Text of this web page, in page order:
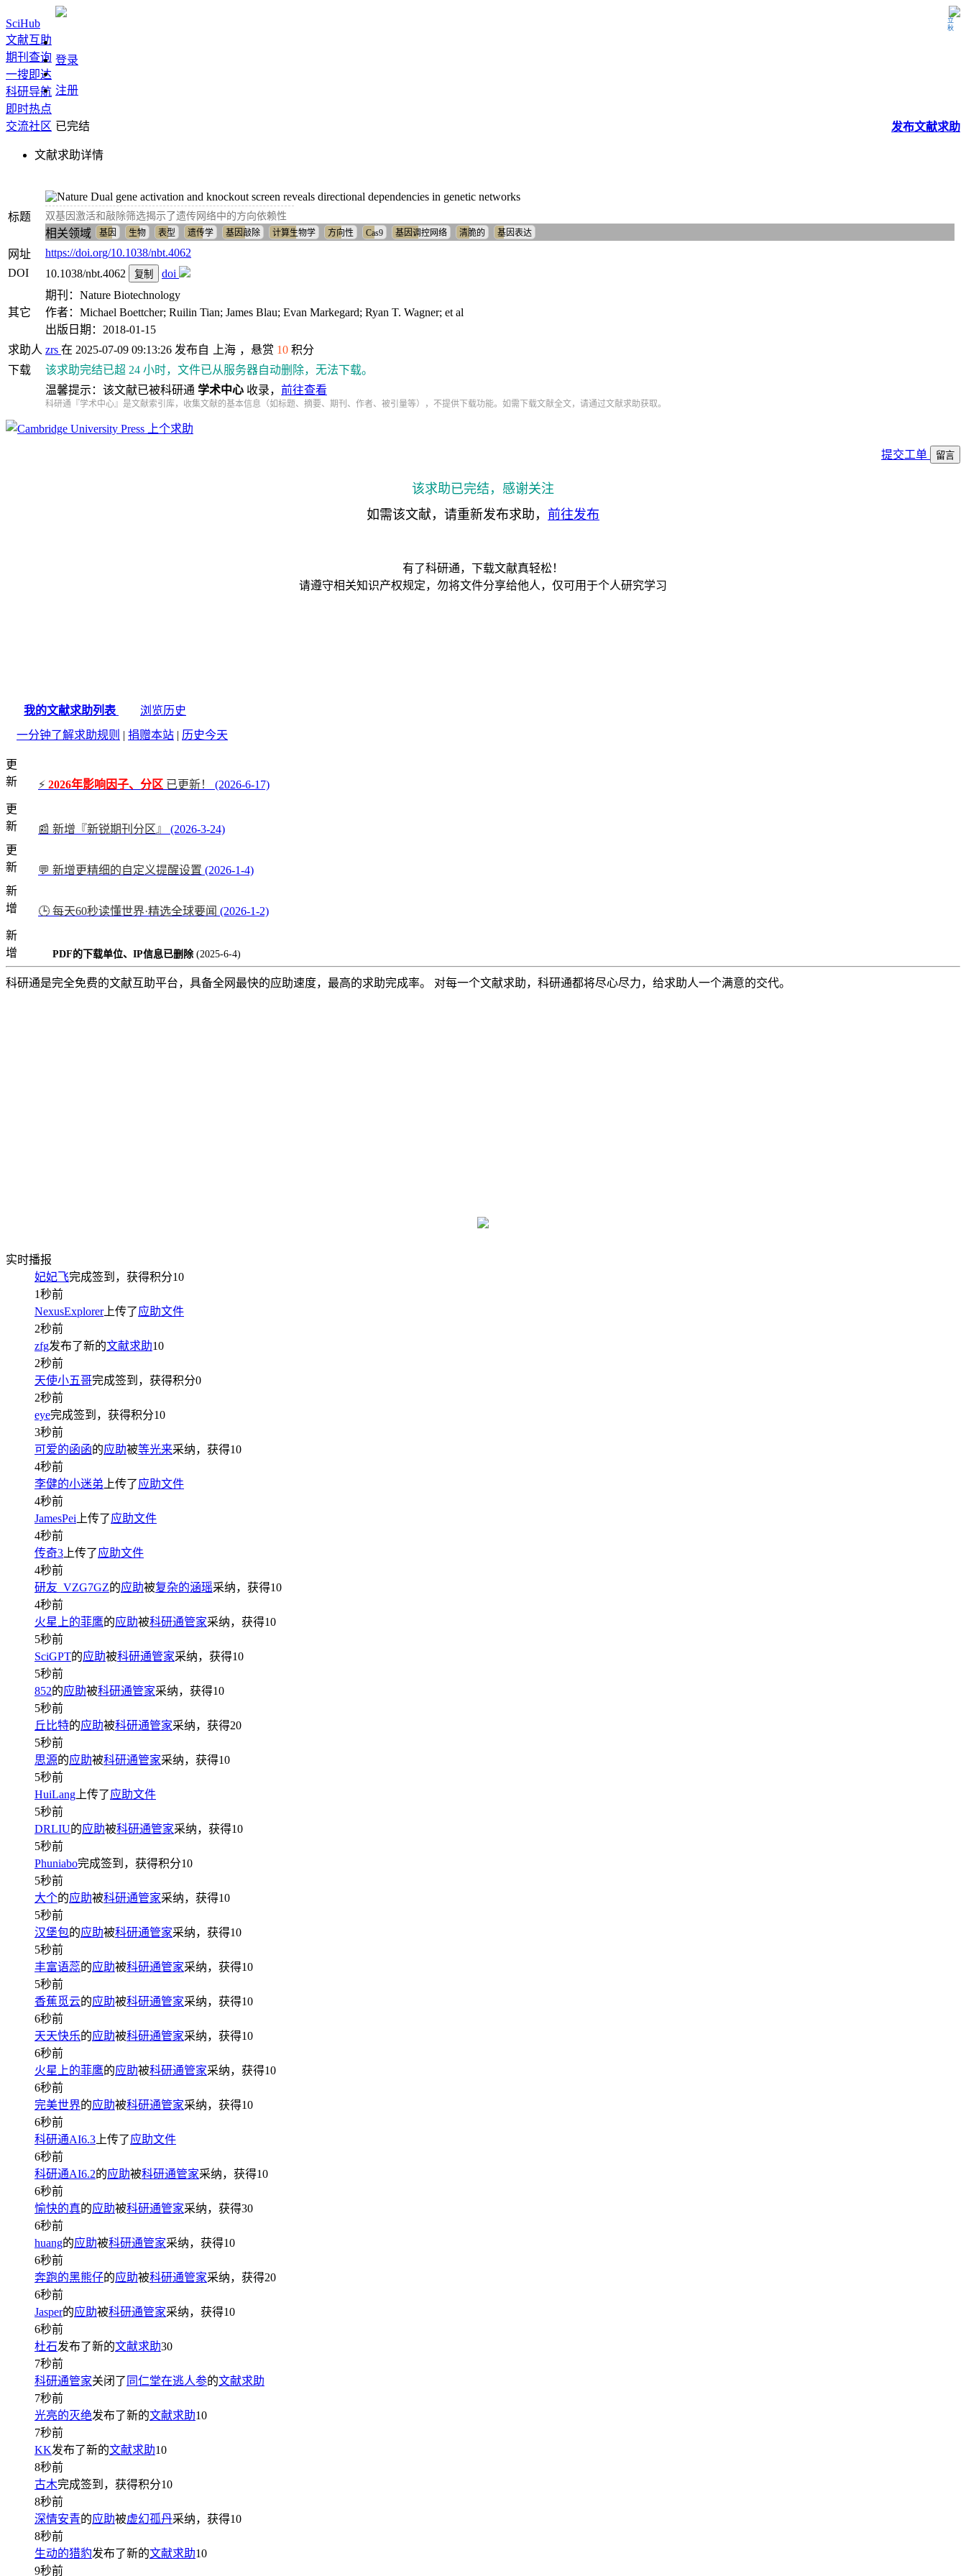
立秋
SciHub
文献互助
期刊查询
一搜即达
科研导航
即时热点
交流社区
登录
注册
发布文献求助
已完结
文献求助详情
标题
Dual gene activation and knockout screen reveals directional dependencies in genetic networks
双基因激活和敲除筛选揭示了遗传网络中的方向依赖性
相关领域 基因 生物 表型 遗传学 基因敲除 计算生物学 方向性 Cas9 基因调控网络 清脆的 基因表达
网址
https://doi.org/10.1038/nbt.4062
DOI
10.1038/nbt.4062 复制 doi
其它
期刊：Nature Biotechnology
作者：Michael Boettcher; Ruilin Tian; James Blau; Evan Markegard; Ryan T. Wagner; et al
出版日期：2018-01-15
求助人 zrs 在 2025-07-09 09:13:26 发布自 上海 ，悬赏 10 积分
下载
该求助完结已超 24 小时，文件已从服务器自动删除，无法下载。
温馨提示：该文献已被科研通 学术中心 收录， 前往查看
科研通『学术中心』是文献索引库，收集文献的基本信息（如标题、摘要、期刊、作者、被引量等），不提供下载功能。如需下载文献全文，请通过文献求助获取。
上个求助
提交工单 留言
该求助已完结，感谢关注
如需该文献，请重新发布求助， 前往发布
有了科研通，下载文献真轻松！
请遵守相关知识产权规定，勿将文件分享给他人，仅可用于个人研究学习
我的文献求助列表
浏览历史
一分钟了解求助规则 | 捐赠本站 | 历史今天
更
新
⚡ 2026年影响因子、分区 已更新！
(2026-6-17)
更
新
📰 新增『新锐期刊分区』
(2026-3-24)
更
新
💬 新增更精细的自定义提醒设置 (2026-1-4)
新
增
🕒 每天60秒读懂世界·精选全球要闻 (2026-1-2)
新
增
PDF的下载单位、IP信息已删除 (2025-6-4)
科研通是完全免费的文献互助平台，具备全网最快的应助速度，最高的求助完成率。 对每一个文献求助，科研通都将尽心尽力，给求助人一个满意的交代。
实时播报
妃妃飞完成签到，获得积分10
1秒前
NexusExplorer上传了应助文件
2秒前
zfg发布了新的文献求助10
2秒前
天使小五哥完成签到，获得积分0
2秒前
eye完成签到，获得积分10
3秒前
可爱的函函的应助被等光来采纳，获得10
4秒前
李健的小迷弟 上传了应助文件
4秒前
JamesPei 上传了应助文件
4秒前
传奇3 上传了应助文件
4秒前
研友_VZG7GZ的应助被复杂的涵瑶采纳，获得10
4秒前
火星上的菲鹰的应助被科研通管家采纳，获得10
5秒前
SciGPT的应助被科研通管家采纳，获得10
5秒前
852的应助被科研通管家采纳，获得10
5秒前
丘比特的应助被科研通管家采纳，获得20
5秒前
思源的应助被科研通管家采纳，获得10
5秒前
HuiLang 上传了应助文件
5秒前
DRLIU的应助被科研通管家采纳，获得10
5秒前
Phuniabo完成签到，获得积分10
5秒前
大个的应助被科研通管家采纳，获得10
5秒前
汉堡包的应助被科研通管家采纳，获得10
5秒前
丰富语蕊的应助被科研通管家采纳，获得10
5秒前
香蕉觅云的应助被科研通管家采纳，获得10
6秒前
天天快乐的应助被科研通管家采纳，获得10
6秒前
火星上的菲鹰的应助被科研通管家采纳，获得10
6秒前
完美世界的应助被科研通管家采纳，获得10
6秒前
科研通AI6.3 上传了应助文件
6秒前
科研通AI6.2的应助被科研通管家采纳，获得10
6秒前
愉快的真的应助被科研通管家采纳，获得30
6秒前
huang的应助被科研通管家采纳，获得10
6秒前
奔跑的黑熊仔的应助被科研通管家采纳，获得20
6秒前
Jasper的应助被科研通管家采纳，获得10
6秒前
杜石发布了新的文献求助30
7秒前
科研通管家关闭了 同仁堂在逃人参的文献求助
7秒前
光亮的灭绝发布了新的文献求助10
7秒前
KK发布了新的文献求助10
8秒前
古木完成签到，获得积分10
8秒前
深情安青的应助被虚幻孤丹采纳，获得10
8秒前
生动的猎豹发布了新的文献求助10
9秒前